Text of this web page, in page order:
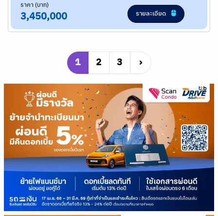
ราคา (บาท)
3,450,000 รายละเอียด
1 2 3 ›